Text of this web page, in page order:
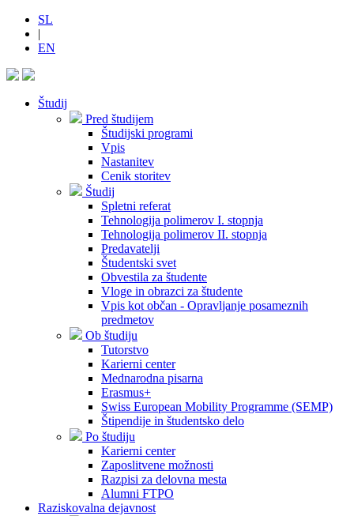
SL
|
EN
Študij
Pred študijem
Študijski programi
Vpis
Nastanitev
Cenik storitev
Študij
Spletni referat
Tehnologija polimerov I. stopnja
Tehnologija polimerov II. stopnja
Predavatelji
Študentski svet
Obvestila za študente
Vloge in obrazci za študente
Vpis kot občan - Opravljanje posameznih
predmetov
Ob študiju
Tutorstvo
Karierni center
Mednarodna pisarna
Erasmus+
Swiss European Mobility Programme (SEMP)
Štipendije in študentsko delo
Po študiju
Karierni center
Zaposlitvene možnosti
Razpisi za delovna mesta
Alumni FTPO
Raziskovalna dejavnost